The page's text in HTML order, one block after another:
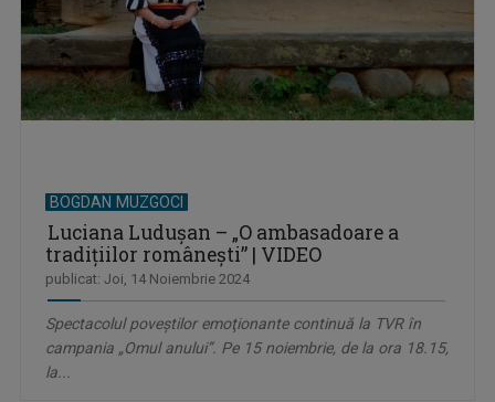
BOGDAN MUZGOCI
Luciana Luduşan – „O ambasadoare a
tradiţiilor româneşti” | VIDEO
publicat: Joi, 14 Noiembrie 2024
Spectacolul poveştilor emoţionante continuă la TVR în
campania „Omul anului”. Pe 15 noiembrie, de la ora 18.15,
la...